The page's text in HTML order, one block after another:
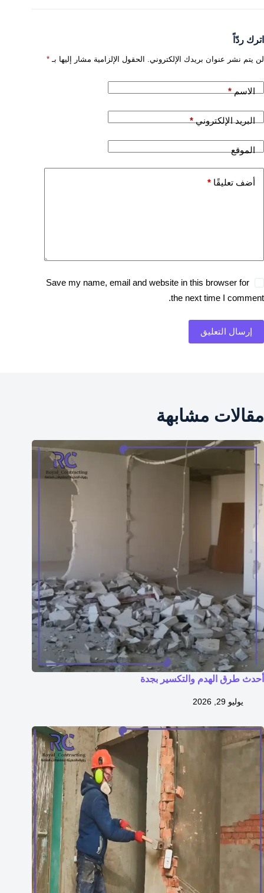
اترك ردّاً
لن يتم نشر عنوان بريدك الإلكتروني. الحقول الإلزامية مشار إليها بـ *
الاسم*
البريد الإلكتروني*
الموقع
أضف تعليقًا *
Save my name, email and website in this browser for
the next time I comment.
إرسال التعليق
مقالات مشابهة
أحدث طرق الهدم والتكسير بجدة
يوليو 29, 2026